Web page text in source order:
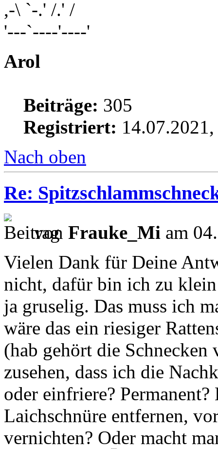
,-\ `-.' /.' /
'---`----'----'
Arol
Beiträge: 305
Registriert:
Nach oben
Re:
von Frauke_Mi am
Vielen Dank für Deine
nicht, dafür bin ich zu
ja gruselig. Das muss ich
wäre das ein riesiger
(hab gehört die
zusehen, dass ich die
oder einfriere?
Laichschnüre entfernen,
vernichten? Oder macht